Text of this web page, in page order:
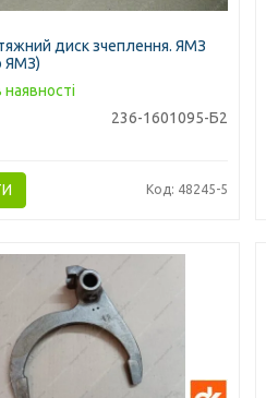
диск зчеплення. ЯМЗ
ЯМЗ)
236-1601095-Б2
Код: 48245-5